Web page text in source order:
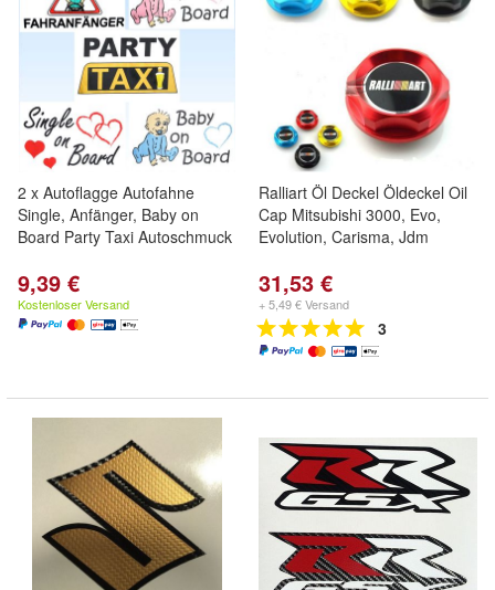
2 x Autoflagge Autofahne
Single, Anfänger, Baby on
Board Party Taxi Autoschmuck
9,39 €
Kostenloser Versand
Ralliart Öl Deckel Öldeckel Oil
Cap Mitsubishi 3000, Evo,
Evolution, Carisma, Jdm
31,53 €
+ 5,49 € Versand
3